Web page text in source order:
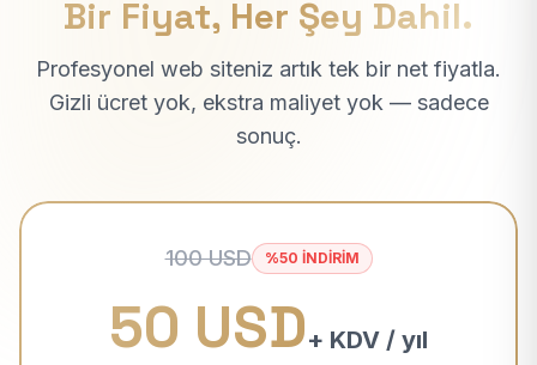
Bir Fiyat, Her Şey Dahil.
Profesyonel web siteniz artık tek bir net fiyatla.
Gizli ücret yok, ekstra maliyet yok — sadece
sonuç.
100 USD %50 İNDİRİM
50 USD+ KDV / yıl